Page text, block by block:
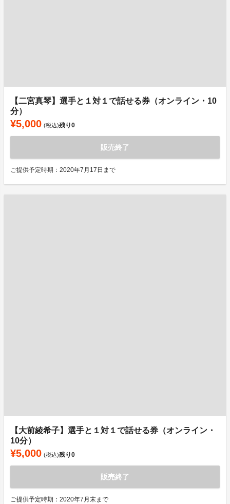
【二宮真琴】選手と１対１で話せる券（オンライン・10
分）
¥5,000 (税込)残り0
販売終了
ご提供予定時期：2020年7月17日まで
【大前綾希子】選手と１対１で話せる券（オンライン・
10分）
¥5,000 (税込)残り0
販売終了
ご提供予定時期：2020年7月末まで